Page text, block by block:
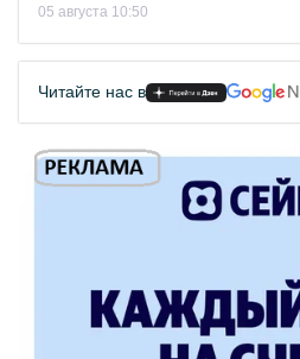
05 августа 10:50
Читайте нас в